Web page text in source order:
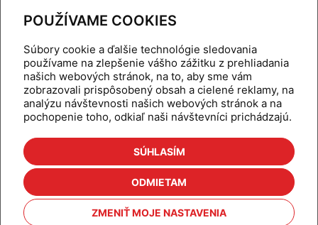
POUŽÍVAME COOKIES
Súbory cookie a ďalšie technológie sledovania
používame na zlepšenie vášho zážitku z prehliadania
našich webových stránok, na to, aby sme vám
zobrazovali prispôsobený obsah a cielené reklamy, na
analýzu návštevnosti našich webových stránok a na
pochopenie toho, odkiaľ naši návštevníci prichádzajú.
SÚHLASÍM
ODMIETAM
ZMENIŤ MOJE NASTAVENIA
Dynamické termostatické ventily
Domov
Produkty
Aktuality
Odber šikovné tipy
Kalkulačky
Cenníky
Na stiahnutie
Referencie
Kontakt